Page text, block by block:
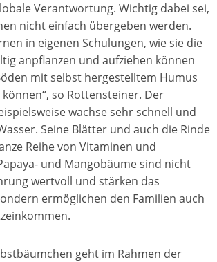
Verantwortung. Wichtig dabei sei,
nicht einfach übergeben werden.
in eigenen Schulungen, wie sie die
anpflanzen und aufziehen können
mit selbst hergestelltem Humus
so Rottensteiner. Der
wachse sehr schnell und
Seine Blätter und auch die Rinde
Reihe von Vitaminen und
und Mangobäume sind nicht
wertvoll und stärken das
ermöglichen den Familien auch
geht im Rahmen der